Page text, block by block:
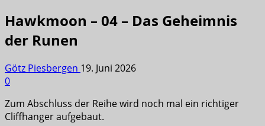
Hawkmoon – 04 – Das Geheimnis
der Runen
Götz Piesbergen 19. Juni 2026
0
Zum Abschluss der Reihe wird noch mal ein richtiger
Cliffhanger aufgebaut.